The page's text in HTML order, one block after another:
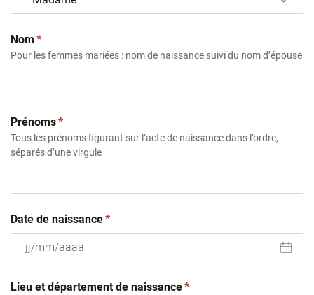
Nom (obligatoire)
*
Pour les femmes mariées : nom de naissance suivi du nom d’épouse
Prénoms(obligatoire)
*
Tous les prénoms figurant sur l’acte de naissance dans l’ordre,
séparés d’une virgule
Date de naissance(obligatoire)
*
slash
Lieu et département de naissance(obligatoire)
*